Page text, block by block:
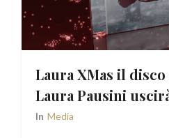
Laura XMas il
Laura Pausini
In Media